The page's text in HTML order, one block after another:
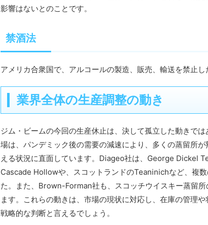
影響はないとのことです。
禁酒法
アメリカ合衆国で、アルコールの製造、販売、輸送を禁止し
業界全体の生産調整の動き
ジム・ビームの今回の生産休止は、決して孤立した動きで
場は、パンデミック後の需要の減速により、多くの蒸留所
える状況に直面しています。Diageo社は、George Dickel
Cascade Hollowや、スコットランドのTeaninichなど、複
た。また、Brown-Forman社も、スコッチウイスキー蒸留
ます。これらの動きは、市場の現状に対応し、在庫の管理
戦略的な判断と言えるでしょう。